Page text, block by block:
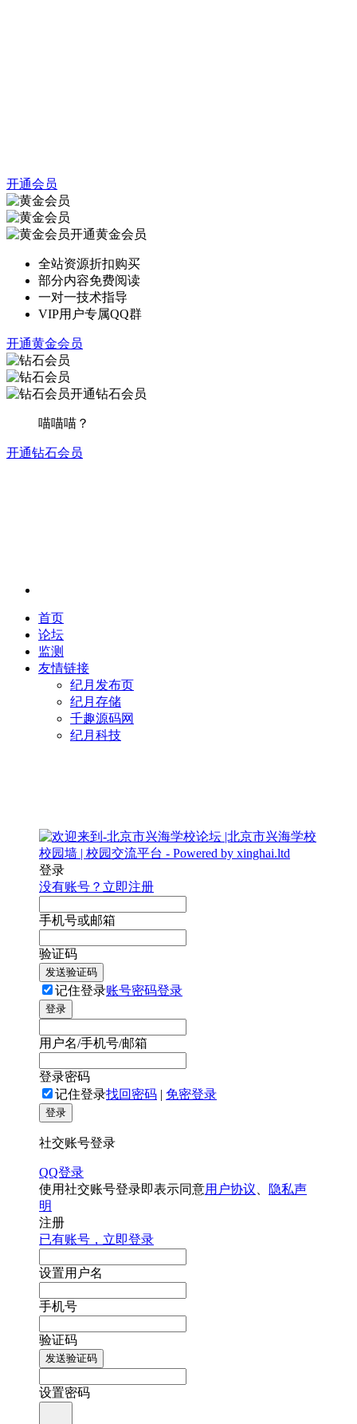
开通会员
开通黄金会员
全站资源折扣购买
部分内容免费阅读
一对一技术指导
VIP用户专属QQ群
开通黄金会员
开通钻石会员
喵喵喵？
开通钻石会员
首页
论坛
监测
友情链接
纪月发布页
纪月存储
千趣源码网
纪月科技
登录
没有账号？立即注册
手机号或邮箱
验证码
发送验证码
记住登录账号密码登录
登录
用户名/手机号/邮箱
登录密码
记住登录找回密码 | 免密登录
登录
社交账号登录
QQ登录
使用社交账号登录即表示同意用户协议
隐私声
明
注册
已有账号，立即登录
设置用户名
手机号
验证码
发送验证码
设置密码